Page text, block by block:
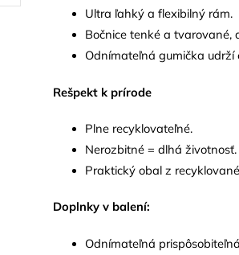
Ultra ľahký a flexibilný rám.
Bočnice tenké a tvarované,
Odnímateľná gumička udrží
Rešpekt k prírode
Plne recyklovateľné.
Nerozbitné = dlhá životnosť.
Praktický obal z
Doplnky v balení:
Odnímateľná